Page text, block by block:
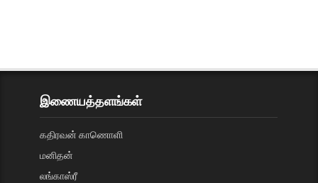
இணையத்தளங்கள்
கதிரவன் காணொளி
மனிதன்
லங்காஸ்ரீ